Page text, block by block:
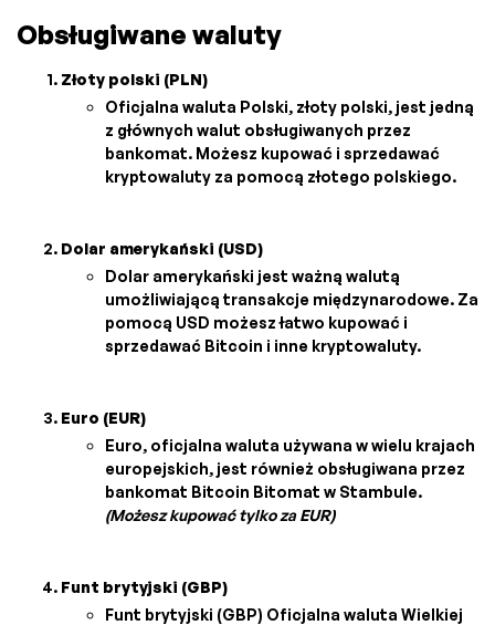
Obsługiwane waluty
Złoty polski (PLN)
Oficjalna waluta Polski, złoty polski, jest jedną
z głównych walut obsługiwanych przez
bankomat. Możesz kupować i sprzedawać
kryptowaluty za pomocą złotego polskiego.
Dolar amerykański (USD)
Dolar amerykański jest ważną walutą
umożliwiającą transakcje międzynarodowe. Za
pomocą USD możesz łatwo kupować i
sprzedawać Bitcoin i inne kryptowaluty.
Euro (EUR)
Euro, oficjalna waluta używana w wielu krajach
europejskich, jest również obsługiwana przez
bankomat Bitcoin Bitomat w Stambule.
(Możesz kupować tylko za EUR)
Funt brytyjski (GBP)
Funt brytyjski (GBP) Oficjalna waluta Wielkiej